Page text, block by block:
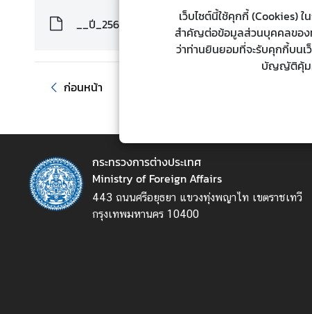
ป
ท
น
__ปี_2562.pdf
ก่อนหน้า
กระทรวงการต่างประเทศ
Ministry of Foreign Affairs
443 ถนนศรีอยุธยา แขวงทุ่งพญาไท เขตราชเทวี
กรุงเทพมหานคร 10400
เว็บไซต์นี้ใช้คุกกี้ (Cookies)
สำคัญต่อข้อมูลส่วนบุคคลของท่
ว่าท่านยินยอมที่จะรับคุกกี้บนเ
บัญญัติคุ้มค